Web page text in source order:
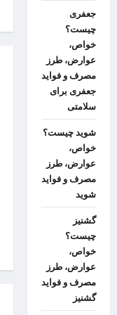
جعفری
چیست؟
خواص،
عوارض، طرز
مصرف و فواید
جعفری برای
سلامتی
شوید چیست؟
خواص،
عوارض، طرز
مصرف و فواید
شوید
گشنیز
چیست؟
خواص،
عوارض، طرز
مصرف و فواید
گشنیز